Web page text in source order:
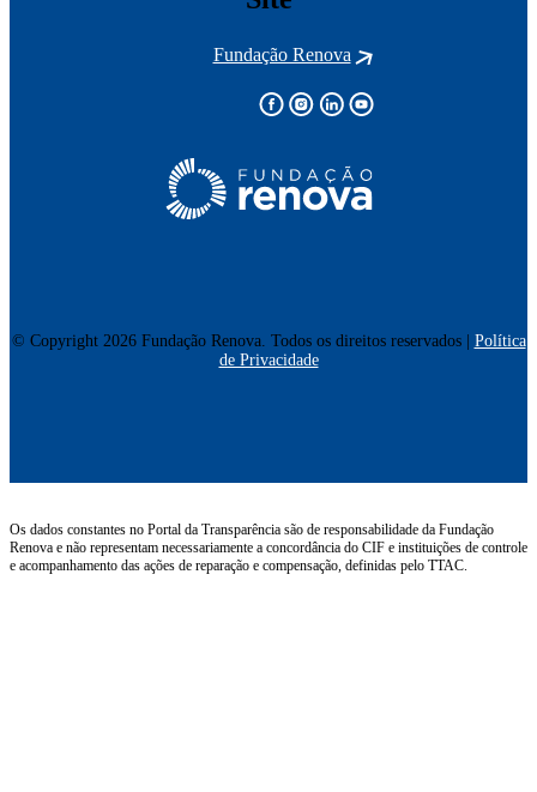
Fundação Renova
© Copyright 2026 Fundação Renova. Todos os direitos reservados | Política
de Privacidade
Os dados constantes no Portal da Transparência são de responsabilidade da Fundação
Renova e não representam necessariamente a concordância do CIF e instituições de controle
e acompanhamento das ações de reparação e compensação, definidas pelo TTAC.